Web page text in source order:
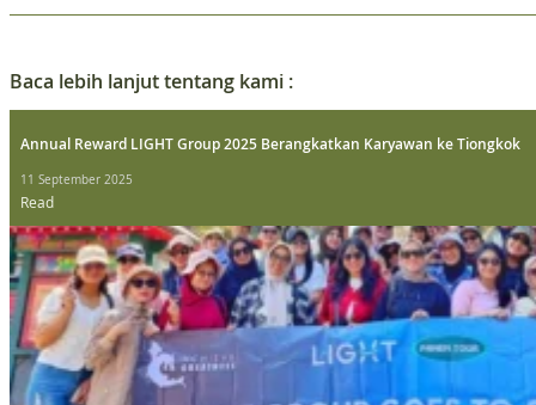
Baca lebih lanjut tentang kami :
Annual Reward LIGHT Group 2025 Berangkatkan Karyawan ke Tiongkok
11 September 2025
Read